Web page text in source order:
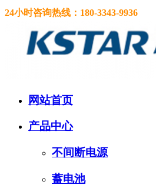
24小时咨询热线： 180-3343-9936
网站首页
产品中心
不间断电源
蓄电池